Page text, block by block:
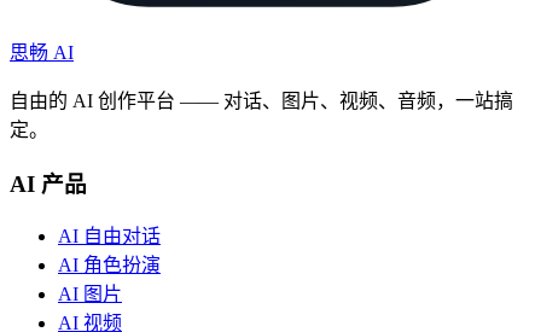
思畅 AI
自由的 AI 创作平台 —— 对话、图片、视频、音频，一站搞
定。
AI 产品
AI 自由对话
AI 角色扮演
AI 图片
AI 视频